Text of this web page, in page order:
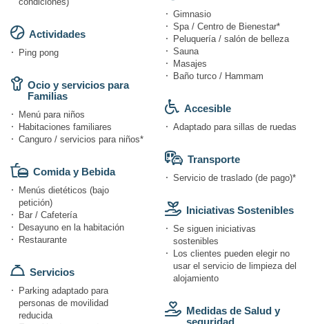
Actividades
Ping pong
Ocio y servicios para
Familias
Menú para niños
Habitaciones familiares
Canguro / servicios para niños*
Comida y Bebida
Menús dietéticos (bajo
petición)
Bar / Cafetería
Desayuno en la habitación
Restaurante
Servicios
Parking adaptado para
personas de movilidad
reducida
Gimnasio
Spa / Centro de Bienestar*
Peluquería / salón de belleza
Sauna
Masajes
Baño turco / Hammam
Accesible
Adaptado para sillas de ruedas
Transporte
Servicio de traslado (de pago)*
Iniciativas Sostenibles
Se siguen iniciativas
sostenibles
Los clientes pueden elegir no
usar el servicio de limpieza del
alojamiento
Medidas de Salud y